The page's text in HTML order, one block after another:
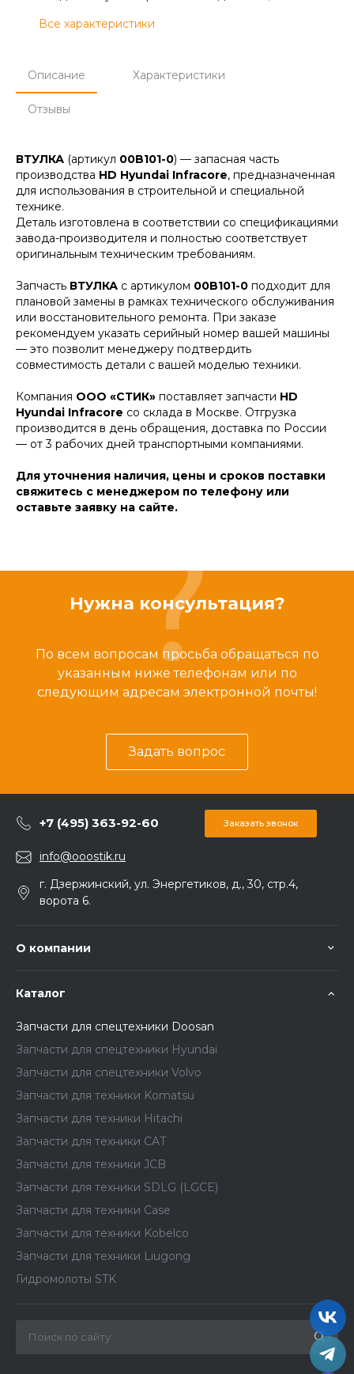
Все характеристики
Описание Характеристики
Отзывы
ВТУЛКА (артикул 00B101-0) — запасная часть
производства HD Hyundai Infracore, предназначенная
для использования в строительной и специальной
технике.
Деталь изготовлена в соответствии со спецификациями
завода-производителя и полностью соответствует
оригинальным техническим требованиям.
Запчасть ВТУЛКА с артикулом 00B101-0 подходит для
плановой замены в рамках технического обслуживания
или восстановительного ремонта. При заказе
рекомендуем указать серийный номер вашей машины
— это позволит менеджеру подтвердить
совместимость детали с вашей моделью техники.
Компания ООО «СТИК» поставляет запчасти HD
Hyundai Infracore со склада в Москве. Отгрузка
производится в день обращения, доставка по России
— от 3 рабочих дней транспортными компаниями.
Для уточнения наличия, цены и сроков поставки
свяжитесь с менеджером по телефону или
оставьте заявку на сайте.
Нужна консультация?
По всем вопросам просьба обращаться по
указанным ниже телефонам или по
следующим адресам электронной почты!
Задать вопрос
+7 (495) 363-92-60 Заказать звонок
info@ooostik.ru
г. Дзержинский, ул. Энергетиков, д., 30, стр.4,
ворота 6.
О компании
Каталог
Запчасти для спецтехники Doosan
Запчасти для спецтехники Hyundai
Запчасти для спецтехники Volvo
Запчасти для техники Komatsu
Запчасти для техники Hitachi
Запчасти для техники CAT
Запчасти для техники JCB
Запчасти для техники SDLG (LGCE)
Запчасти для техники Case
Запчасти для техники Kobelco
Запчасти для техники Liugong
Гидромолоты STK